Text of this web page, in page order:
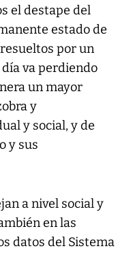
el destape del
estado de
por un
va perdiendo
un mayor
y
y social, y de
y sus
a nivel social y
en las
datos del Sistema